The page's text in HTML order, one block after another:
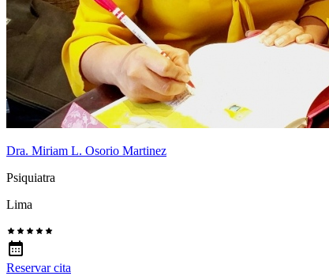
Dra. Miriam L. Osorio Martinez
Psiquiatra
Lima
Reservar cita